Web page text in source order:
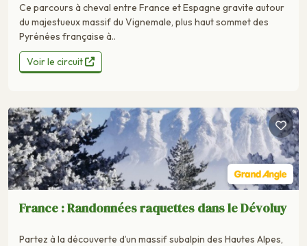
Ce parcours à cheval entre France et Espagne gravite autour
du majestueux massif du Vignemale, plus haut sommet des
Pyrénées française à..
Voir le circuit
France : Randonnées raquettes dans le Dévoluy
Partez à la découverte d’un massif subalpin des Hautes Alpes,